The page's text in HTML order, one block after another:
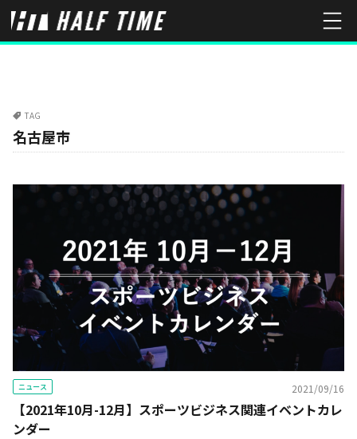
TAG
名古屋市
ニュース 2021/09/16
【2021年10月-12月】スポーツビジネス関連イベントカレ
ンダー